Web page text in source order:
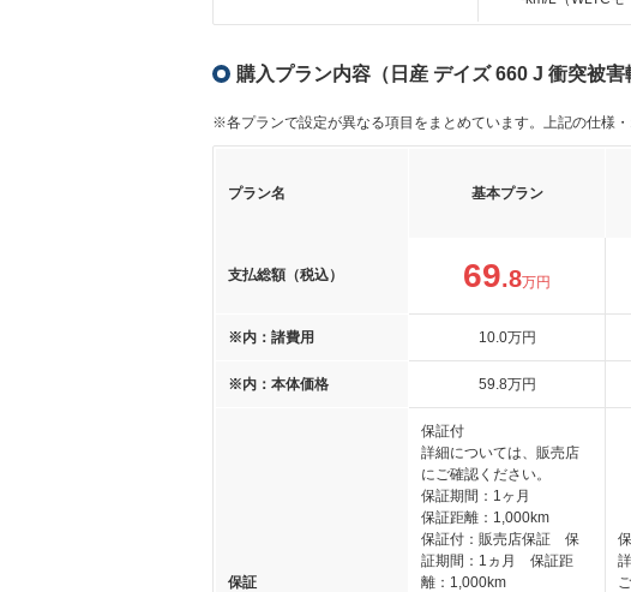
購入プラン内容（日産 デイズ 660 J 衝突被
※各プランで設定が異なる項目をまとめています。上記の仕様・
プラン名 基本プラン
支払総額（税込） 69.8万円
※内：諸費用 10.0万円
※内：本体価格 59.8万円
保証
保証付
詳細については、販売店
にご確認ください。
保証期間：1ヶ月
保証距離：1,000km
保証付：販売店保証 保
証期間：1ヵ月 保証距
離：1,000km